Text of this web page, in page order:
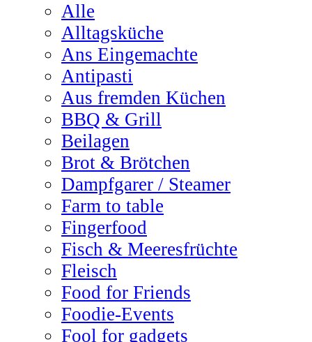
Alle
Alltagsküche
Ans Eingemachte
Antipasti
Aus fremden Küchen
BBQ & Grill
Beilagen
Brot & Brötchen
Dampfgarer / Steamer
Farm to table
Fingerfood
Fisch & Meeresfrüchte
Fleisch
Food for Friends
Foodie-Events
Fool for gadgets